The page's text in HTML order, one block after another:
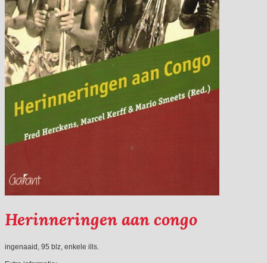
Herinneringen aan congo
ingenaaid, 95 blz, enkele ills.